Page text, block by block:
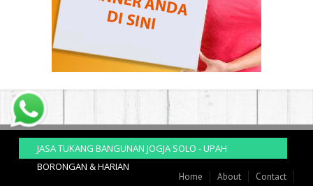
JASA TUKANG BANGUNAN JOGJA SOLO - UPAH
BORONGAN & HARIAN
Home About Contact